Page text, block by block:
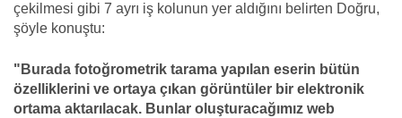
çekilmesi gibi 7 ayrı iş kolunun yer aldığını belirten Doğru,
şöyle konuştu:
"Burada fotoğrometrik tarama yapılan eserin bütün
özelliklerini ve ortaya çıkan görüntüler bir elektronik
ortama aktarılacak. Bunlar oluşturacağımız web